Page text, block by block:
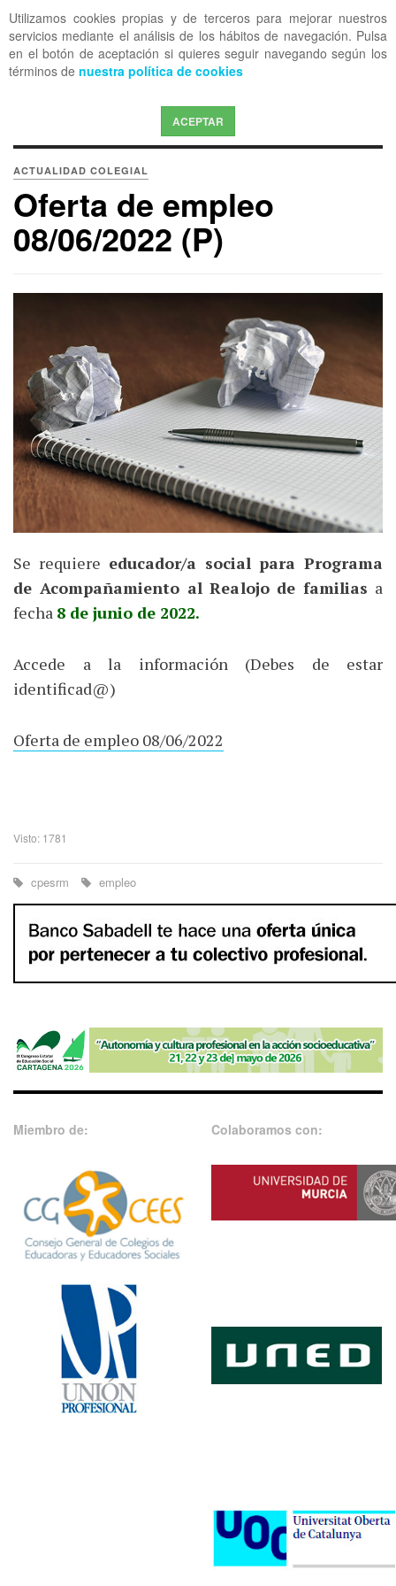
Utilizamos cookies propias y de terceros para mejorar nuestros
servicios mediante el análisis de los hábitos de navegación. Pulsa
en el botón de aceptación si quieres seguir navegando según los
términos de nuestra política de cookies
ACEPTAR
OFF CANVAS
ACTUALIDAD COLEGIAL
Oferta de empleo
08/06/2022 (P)
Se requiere educador/a social para Programa
de Acompañamiento al Realojo de familias a
fecha 8 de junio de 2022.
Accede a la información (Debes de estar
identificad@)
Oferta de empleo 08/06/2022
Visto: 1781
cpesrm empleo
Miembro de: Colaboramos con: